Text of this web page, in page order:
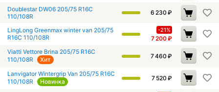
Doublestar DW06 205/75 R16C
110/108R
6 230 ₽
LingLong Greenmax winter van 205/75
R16C 110/108R
-21%
7 200₽
Viatti Vettore Brina 205/75 R16C
110/108R
Хит 7 460 ₽
Lanvigator Wintergrip Van 205/75 R16C
110/108R
Новинка 7 520 ₽